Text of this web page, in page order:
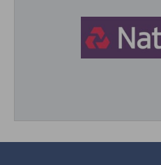
Director, Impact Investing